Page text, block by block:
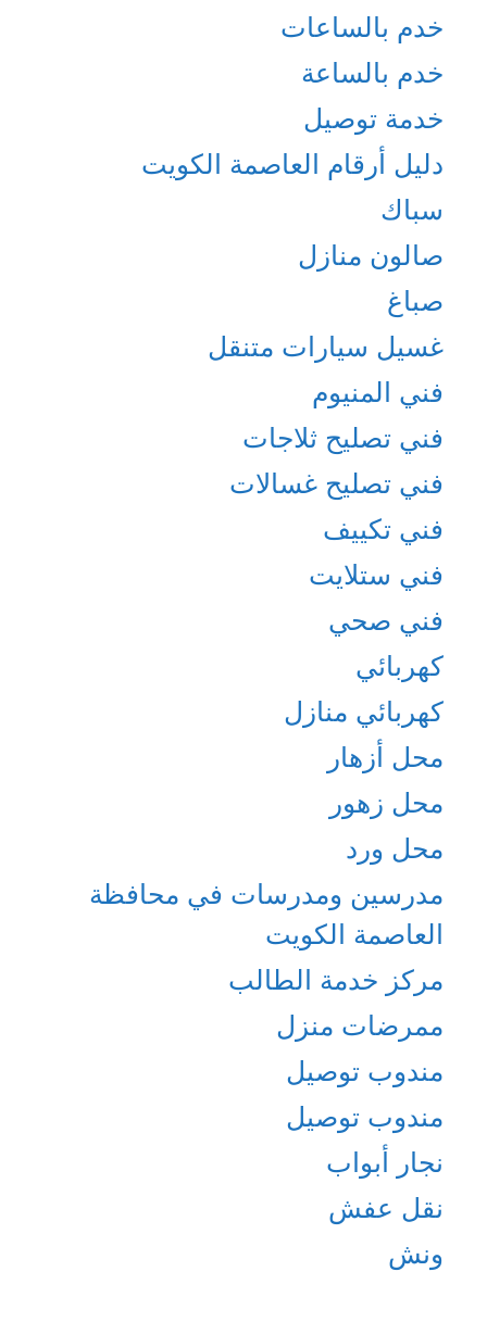
خدم بالساعات
خدم بالساعة
خدمة توصيل
دليل أرقام العاصمة الكويت
سباك
صالون منازل
صباغ
غسيل سيارات متنقل
فني المنيوم
فني تصليح ثلاجات
فني تصليح غسالات
فني تكييف
فني ستلايت
فني صحي
كهربائي
كهربائي منازل
محل أزهار
محل زهور
محل ورد
مدرسين ومدرسات في محافظة
العاصمة الكويت
مركز خدمة الطالب
ممرضات منزل
مندوب توصيل
مندوب توصيل
نجار أبواب
نقل عفش
ونش